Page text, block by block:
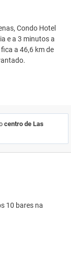
Condo Hotel
e a 3 minutos a
a 46,6 km de
centro de Las
10 bares na